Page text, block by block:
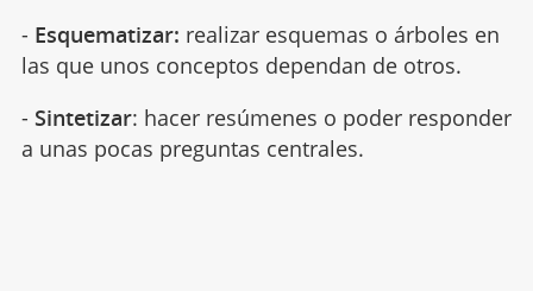
- Esquematizar: realizar esquemas o árboles en
las que unos conceptos dependan de otros.
- Sintetizar: hacer resúmenes o poder responder
a unas pocas preguntas centrales.